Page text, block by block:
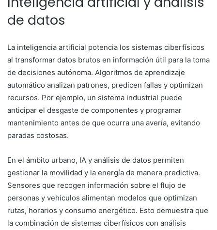
de datos
La inteligencia artificial potencia los sistemas ciberfísicos
al transformar datos brutos en información útil para la toma
de decisiones autónoma. Algoritmos de aprendizaje
automático analizan patrones, predicen fallas y optimizan
recursos. Por ejemplo, un sistema industrial puede
anticipar el desgaste de componentes y programar
mantenimiento antes de que ocurra una avería, evitando
paradas costosas.
En el ámbito urbano, IA y análisis de datos permiten
gestionar la movilidad y la energía de manera predictiva.
Sensores que recogen información sobre el flujo de
personas y vehículos alimentan modelos que optimizan
rutas, horarios y consumo energético. Esto demuestra que
la combinación de sistemas ciberfísicos con análisis